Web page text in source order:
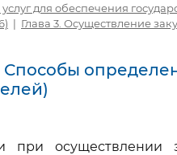
услуг для обеспечения
| Глава 3. Осуществление
Способы
при осуществлении